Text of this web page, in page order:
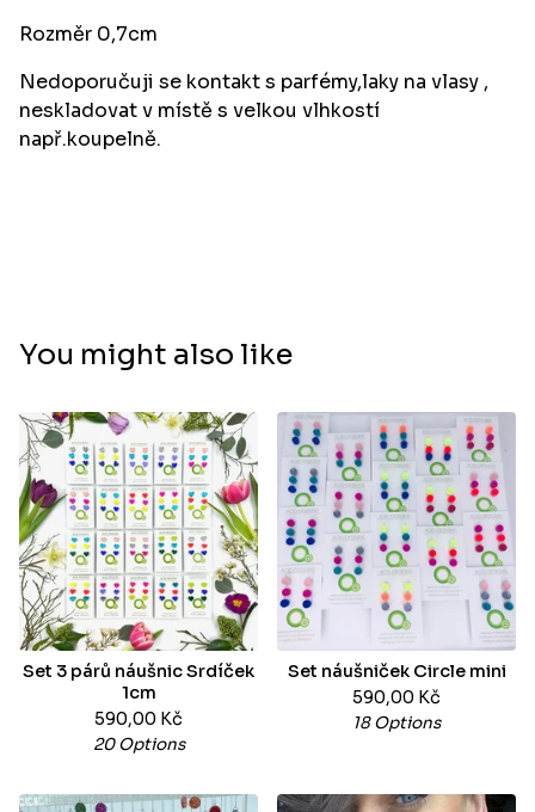
Rozměr 0,7cm
Nedoporučuji se kontakt s parfémy,laky na vlasy ,
neskladovat v místě s velkou vlhkostí
např.koupelně.
You might also like
Set 3 párů náušnic Srdíček
1cm
590,00 Kč
20 Options
Set náušniček Circle mini
590,00 Kč
18 Options